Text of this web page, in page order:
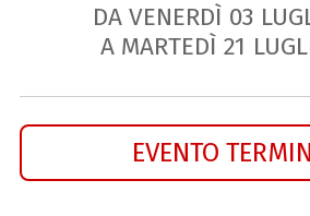
DA VENERDÌ 03
A MARTEDÌ 21
EVENTO